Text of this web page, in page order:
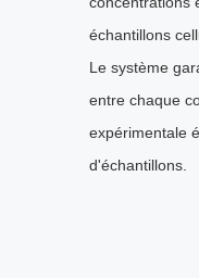
échantillons
Le système
entre chaque
expérimentale
d'échantillons.